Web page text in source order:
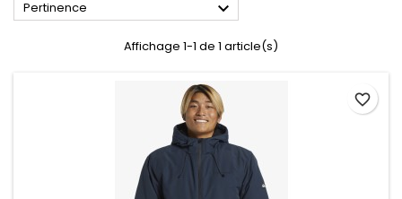
Pertinence 
Affichage 1-1 de 1 article(s)
favorite_border